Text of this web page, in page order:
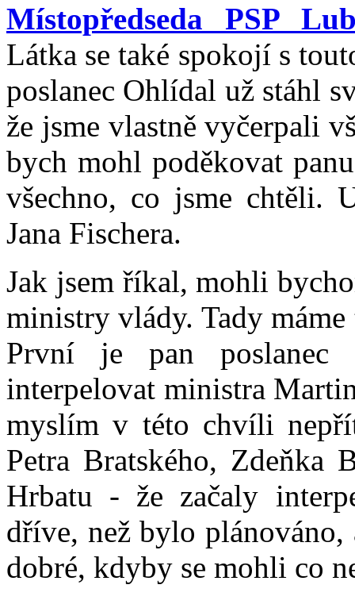
Místopředseda PSP
Látka se také spokojí s
poslanec Ohlídal už stáhl
že jsme vlastně vyčerpali
bych mohl poděkovat
všechno, co jsme chtěli.
Jana Fischera.
Jak jsem říkal, mohli
ministry vlády. Tady
První je pan poslanec
interpelovat ministra
myslím v této chvíli
Petra Bratského, Zdeňka
Hrbatu - že začaly
dříve, než bylo
dobré, kdyby se mohli co